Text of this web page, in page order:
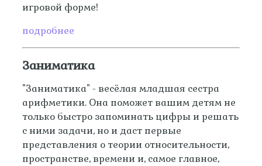
игровой форме!
подробнее
Заниматика
"Заниматика" - весёлая младшая сестра
арифметики. Она поможет вашим детям не
только быстро запоминать цифры и решать
с ними задачи, но и даст первые
представления о теории относительности,
пространстве, времени и, самое главное,